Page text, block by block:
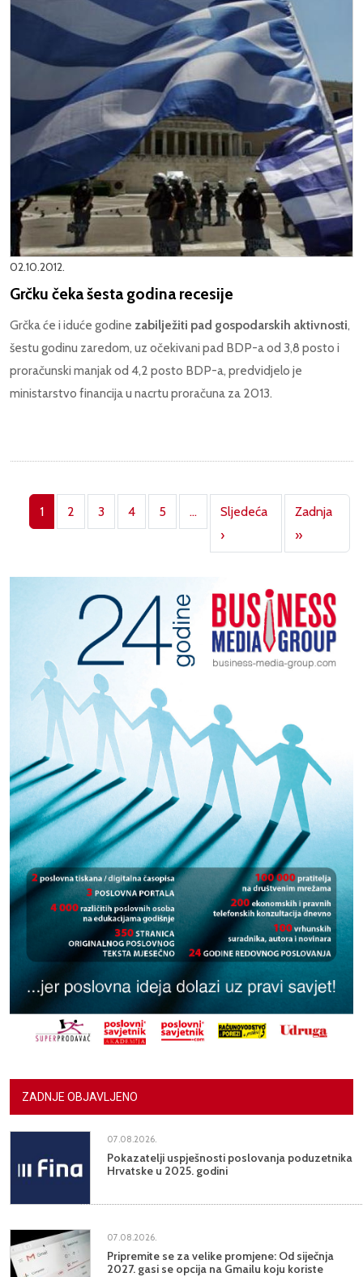
02.10.2012.
Grčku čeka šesta godina recesije
Grčka će i iduće godine zabilježiti pad gospodarskih aktivnosti,
šestu godinu zaredom, uz očekivani pad BDP-a od 3,8 posto i
proračunski manjak od 4,2 posto BDP-a, predvidjelo je
ministarstvo financija u nacrtu proračuna za 2013.
Pagination
1 2 3 4 5 …
Sljedeća
›Next page
Zadnja
»Last page
ZADNJE OBJAVLJENO
07.08.2026.
Pokazatelji uspješnosti poslovanja poduzetnika
Hrvatske u 2025. godini
07.08.2026.
Pripremite se za velike promjene: Od siječnja
2027. gasi se opcija na Gmailu koju koriste